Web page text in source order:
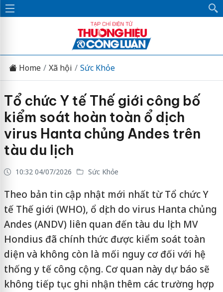
Home Xã hội Sức Khỏe
Tổ chức Y tế Thế giới công bố
kiểm soát hoàn toàn ổ dịch
virus Hanta chủng Andes trên
tàu du lịch
10:32 04/07/2026 Sức Khỏe
Theo bản tin cập nhật mới nhất từ Tổ chức Y
tế Thế giới (WHO), ổ dịch do virus Hanta chủng
Andes (ANDV) liên quan đến tàu du lịch MV
Hondius đã chính thức được kiểm soát toàn
diện và không còn là mối nguy cơ đối với hệ
thống y tế công cộng. Cơ quan này dự báo sẽ
không tiếp tục ghi nhận thêm các trường hợp